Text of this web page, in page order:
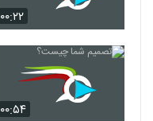
۰۰:۲۲
۰۰:۵۴